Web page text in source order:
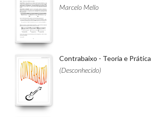
Marcelo Mello
Contrabaixo - Teoria e Prática
(Desconhecido)